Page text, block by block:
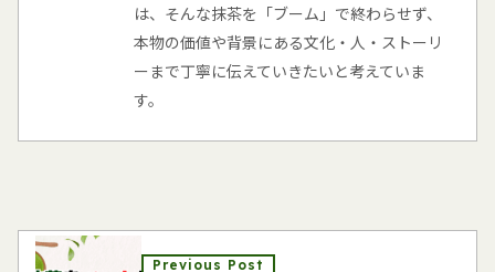
は、そんな抹茶を「ブーム」で終わらせず、
本物の価値や背景にある文化・人・ストーリ
ーまで丁寧に伝えていきたいと考えていま
す。
Previous Post